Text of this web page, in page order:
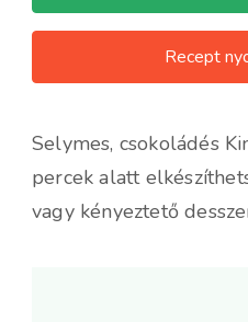
Recept
Selymes, csokoládés
percek alatt
vagy kényeztető